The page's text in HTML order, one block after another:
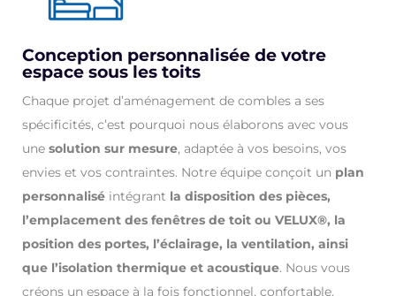
Conception personnalisée de votre
espace sous les toits
Chaque projet d’aménagement de combles a ses
spécificités, c’est pourquoi nous élaborons avec vous
une solution sur mesure, adaptée à vos besoins, vos
envies et vos contraintes. Notre équipe conçoit un plan
personnalisé intégrant la disposition des pièces,
l’emplacement des fenêtres de toit ou VELUX®, la
position des portes, l’éclairage, la ventilation, ainsi
que l’isolation thermique et acoustique. Nous vous
créons un espace à la fois fonctionnel, confortable,